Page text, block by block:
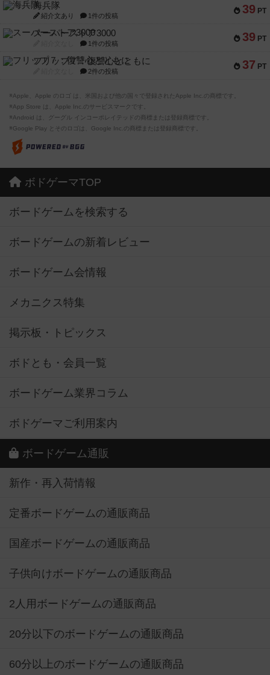
39 PT
海兵隊
紹介文あり 1件の投稿
39 PT
スーパーストア3000
1件の投稿
37 PT
フリップ７：復讐心とともに
2件の投稿
※Apple、Apple のロゴ は、米国および他の国々で登録されたApple Inc.の商標です。
※App Store は、Apple Inc.のサービスマークです。
※Android は、グーグル インコーポレイテッドの商標または登録商標です。
※Google Play とそのロゴは、Google Inc.の商標または登録商標です。
ボドゲーマTOP
ボードゲームを検索する
ボードゲームの新着レビュー
ボードゲーム会情報
メカニクス特集
掲示板・トピックス
ボドとも・会員一覧
ボードゲーム業界コラム
ボドゲーマご利用案内
ボードゲーム通販
新作・再入荷情報
定番ボードゲームの通販商品
国産ボードゲームの通販商品
子供向けボードゲームの通販商品
2人用ボードゲームの通販商品
20分以下のボードゲームの通販商品
60分以上のボードゲームの通販商品